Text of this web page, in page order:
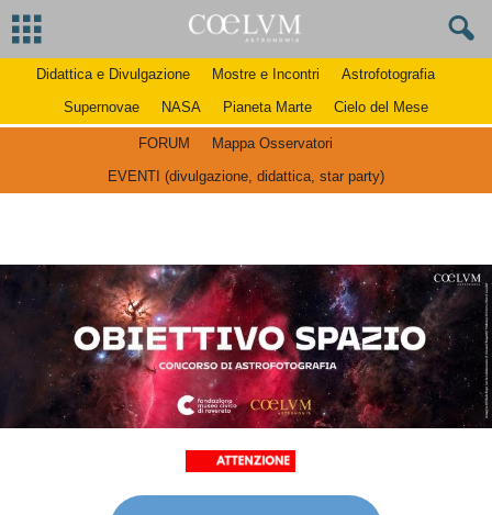
Didattica e Divulgazione Mostre e Incontri
Astrofotografia
Supernovae
NASA Pianeta Marte Cielo del Mese
FORUM
Mappa Osservatori
EVENTI (divulgazione, didattica, star party)